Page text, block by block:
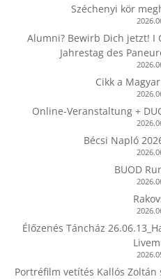
Széchenyi kör
Alumni? Bewirb Dich jetzt! I
Jahrestag des
Cikk a
Online-Veranstaltung +
Bécsi Napló
BUOD
Élőzenés Táncház
Portréfilm vetítés Kallós